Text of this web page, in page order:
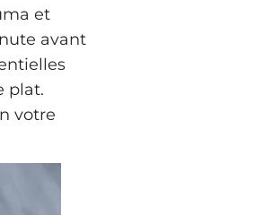
et
avant
plat.
votre